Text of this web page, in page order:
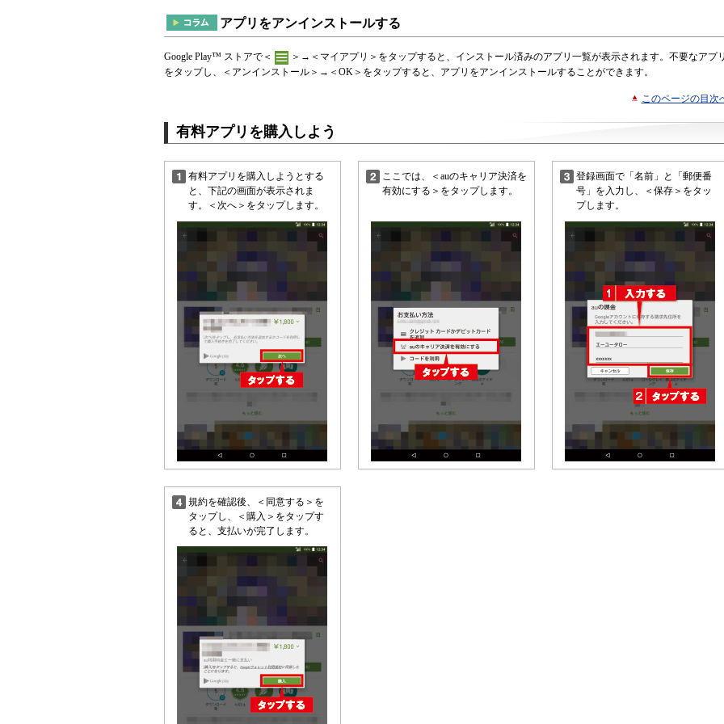
アプリをアンインストールする
Google Play™ ストアで＜
＞→＜マイアプリ＞をタップすると、インストール済みのアプリ一覧が表示されます。不要なアプ
をタップし、＜アンインストール＞→＜OK＞をタップすると、アプリをアンインストールすることができます。
このページの目次
有料アプリを購入しよう
有料アプリを購入しようとする
と、下記の画面が表示されま
す。＜次へ＞をタップします。
ここでは、＜auのキャリア決済を
有効にする＞をタップします。
登録画面で「名前」と「郵便番
号」を入力し、＜保存＞をタッ
プします。
規約を確認後、＜同意する＞を
タップし、＜購入＞をタップす
ると、支払いが完了します。